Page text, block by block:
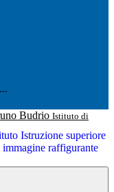
Istituto di